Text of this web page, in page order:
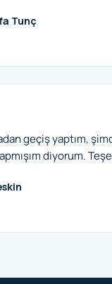
Tunç
geçiş yaptım,
diyorum.